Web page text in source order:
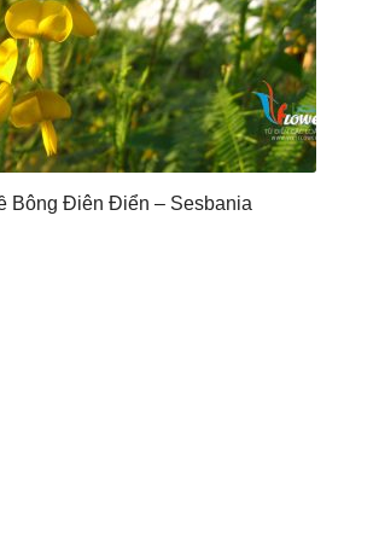
Bông Điên Điển – Sesbania